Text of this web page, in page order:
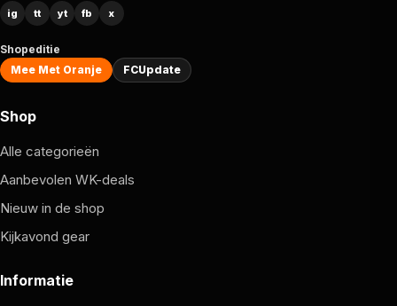
ig tt yt fb x
Shopeditie
Mee Met Oranje
FCUpdate
Shop
Alle categorieën
Aanbevolen WK-deals
Nieuw in de shop
Kijkavond gear
Informatie